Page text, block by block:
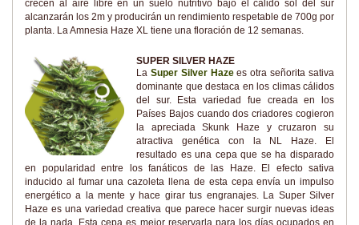
crecen al aire libre en un suelo nutritivo bajo el cálido sol del sur
alcanzarán los 2m y producirán un rendimiento respetable de 700g por
planta. La Amnesia Haze XL tiene una floración de 12 semanas.
SUPER SILVER HAZE
La Super Silver Hazees otra señorita sativa
dominante que destaca en los climas cálidos
del sur. Esta variedad fue creada en los
Países Bajos cuando dos criadores cogieron
la apreciada Skunk Haze y cruzaron su
atractiva genética con la NL Haze. El
resultado es una cepa que se ha disparado
en popularidad entre los fanáticos de las Haze. El efecto sativa
inducido al fumar una cazoleta llena de esta cepa envía un impulso
energético a la mente y hace girar tus engranajes. La Super Silver
Haze es una variedad creativa que parece hacer surgir nuevas ideas
de la nada. Esta cepa es mejor reservarla para los días ocupados en